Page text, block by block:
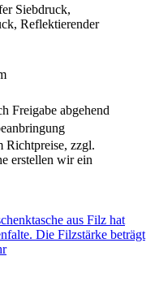
Siebdruck,
Reflektierender
Freigabe abgehend
Richtpreise, zzgl.
erstellen wir ein
aus Filz hat
Die Filzstärke beträgt